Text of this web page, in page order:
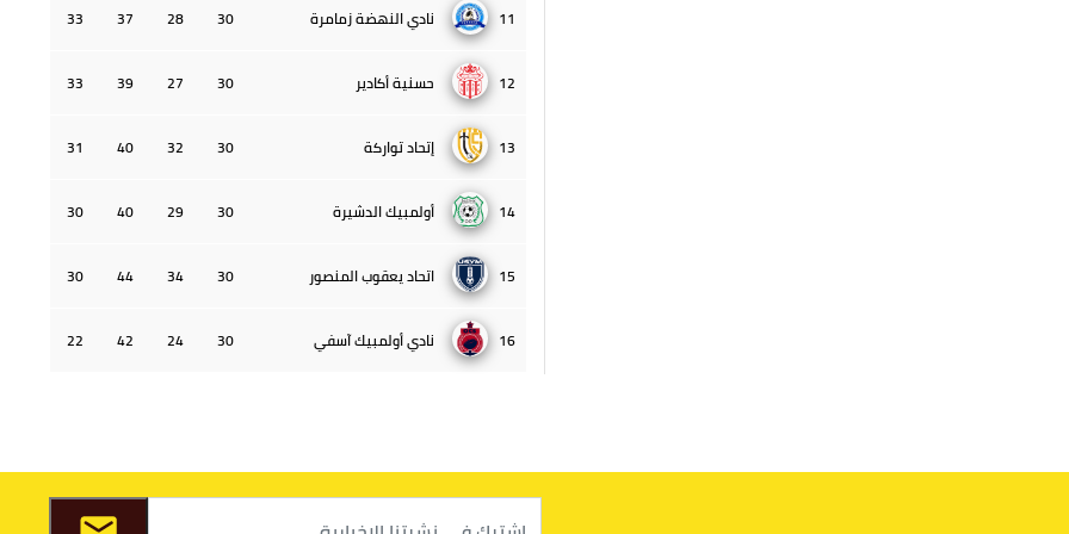
11 نادي النهضة زمامرة 30
28
37
33
12 حسنية أكادير 30
27
39
33
13 إتحاد تواركة 30
32
40
31
14 أولمبيك الدشيرة 30
29
40
30
15 اتحاد يعقوب المنصور 30
34
44
30
16 نادي أولمبيك آسفي 30
24
42
22